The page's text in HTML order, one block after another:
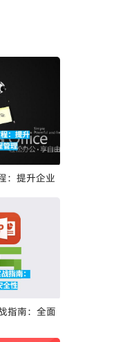
：提升企业
指南：全面